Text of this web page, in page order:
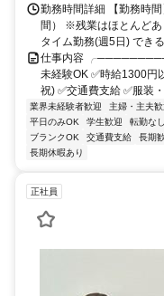
勤務時間詳細 【勤務時
間） ※残業はほとんどあ
タイム勤務(週5日) でき
仕事内容
未経験OK ✅時給1300円
祝) ✅交通費支給 ✅服装
業界未経験者歓迎 主婦・主夫歓
平日のみOK
学生歓迎 転勤なし
ブランクOK
交通費支給 長期
長期休暇あり
正社員